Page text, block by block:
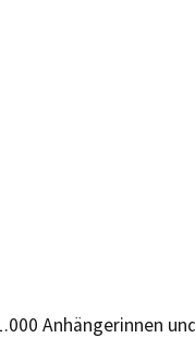
Anhängerinnen